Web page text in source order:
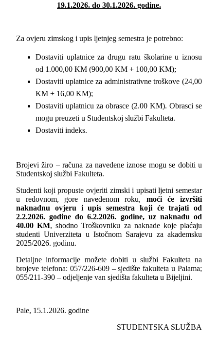
19.1.2026. do 30.1.2026. godine.
Za ovjeru zimskog i upis ljetnjeg semestra je potrebno:
Dostaviti uplatnice za drugu ratu školarine u iznosu
od 1.000,00 KM (900,00 KM + 100,00 KM);
Dostaviti uplatnice za administrativne troškove (24,00
KM + 16,00 KM);
Dostaviti uplatnicu za obrasce (2.00 KM). Obrasci se
mogu preuzeti u Studentskoj službi Fakulteta.
Dostaviti indeks.
Brojevi žiro – računa za navedene iznose mogu se dobiti u
Studentskoj službi Fakulteta.
Studenti koji propuste ovjeriti zimski i upisati ljetni semestar
u redovnom, gore navedenom roku, moći će izvršiti
naknadnu ovjeru i upis semestra
koji će trajati od
2.2.2026. godine do 6.2.2026. godine, uz naknadu od
40.00 KM, shodno Troškovniku za naknade koje plaćaju
studenti Univerziteta u Istočnom Sarajevu za akademsku
2025/2026. godinu.
Detaljne informacije možete dobiti u službi Fakulteta na
brojeve telefona: 057/226-609 – sjedište fakulteta u Palama;
055/211-390 – odjeljenje van sjedišta fakulteta u Bijeljini.
Pale, 15.1.2026. godine
STUDENTSKA SLUŽBA